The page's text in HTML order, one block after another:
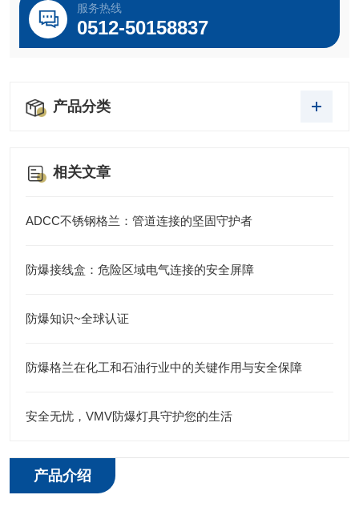
服务热线
0512-50158837
产品分类
相关文章
ADCC不锈钢格兰：管道连接的坚固守护者
防爆接线盒：危险区域电气连接的安全屏障
防爆知识~全球认证
防爆格兰在化工和石油行业中的关键作用与安全保障
安全无忧，VMV防爆灯具守护您的生活
产品介绍